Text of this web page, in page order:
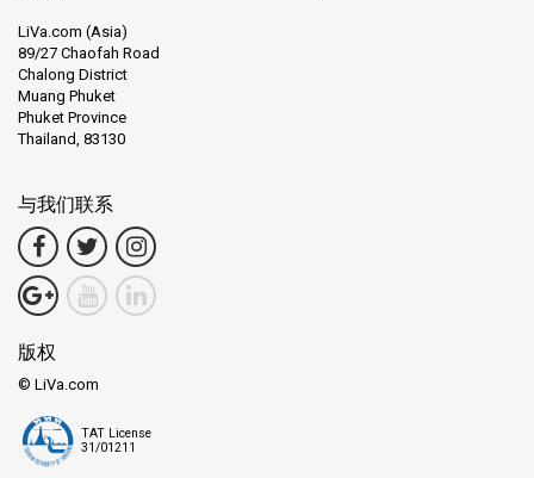
LiVa.com (Asia)
89/27 Chaofah Road
Chalong District
Muang Phuket
Phuket Province
Thailand, 83130
与我们联系
版权
© LiVa.com
TAT License
31/01211